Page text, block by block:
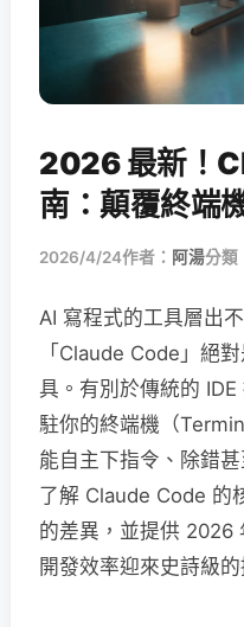
2026 最新！
南：顛覆終端
2026/4/24作者： 阿湯分類
AI 寫程式的工具層出
「Claude Code」絕
具。有別於傳統的
駐你的終端機（
能自主下指令、除錯
了解 Claude Code 的
的差異，並提供 2026
開發效率迎來史詩級的